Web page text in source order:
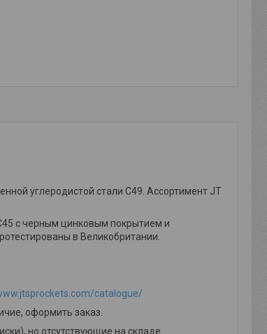
углеродистой стали C49. Ассортимент JT
с черным цинковым покрытием и
в Великобритании.
catalogue/
оформить заказ.
но отсутствующие на складе